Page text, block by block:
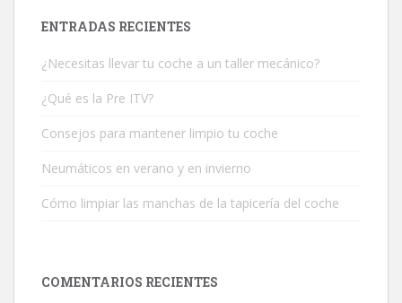
ENTRADAS RECIENTES
¿Necesitas llevar tu coche a un taller mecánico?
¿Qué es la Pre ITV?
Consejos para mantener limpio tu coche
Neumáticos en verano y en invierno
Cómo limpiar las manchas de la tapicería del coche
COMENTARIOS RECIENTES